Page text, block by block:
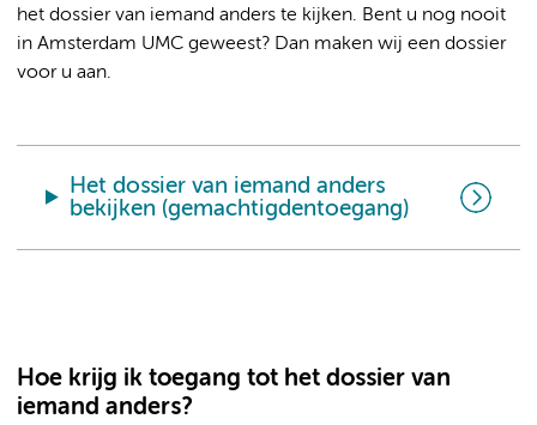
het dossier van iemand anders te kijken. Bent u nog nooit
in Amsterdam UMC geweest? Dan maken wij een dossier
voor u aan.
Het dossier van iemand anders
bekijken (gemachtigdentoegang)
Hoe krijg ik toegang tot het dossier van
iemand anders?